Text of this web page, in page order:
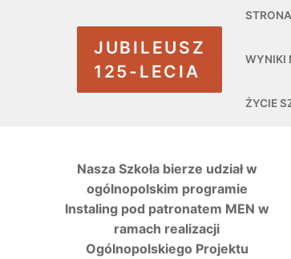
JUBILEUSZ
125-LECIA
WYNIKI
ŻYCIE
Nasza Szkoła bierze udział w
ogólnopolskim programie
Instaling pod patronatem MEN w
ramach realizacji
Ogólnopolskiego Projektu